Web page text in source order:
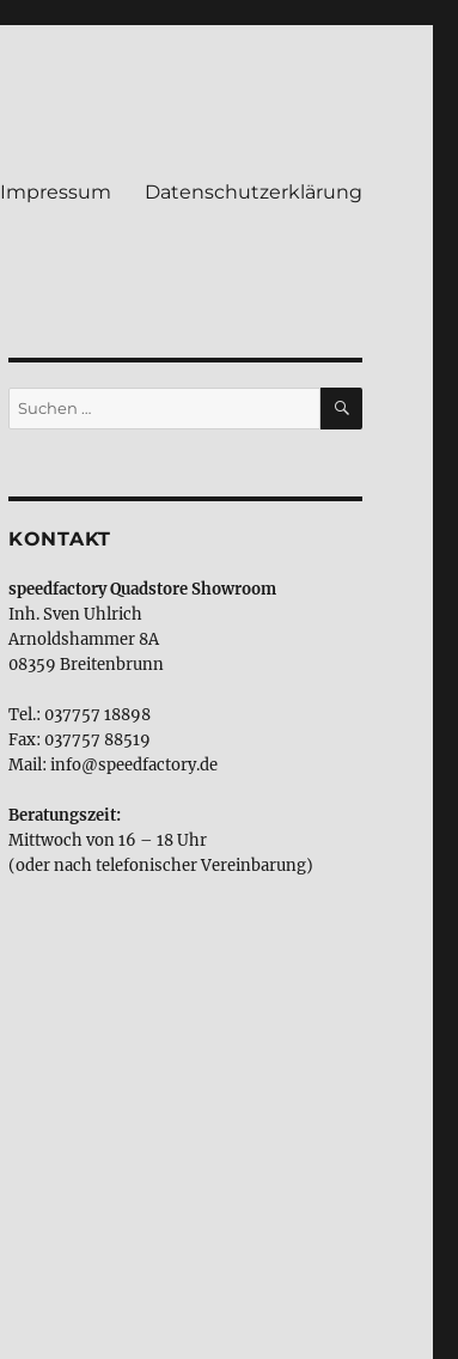
Impressum Datenschutzerklärung
Suche
nach:
SUCHEN
KONTAKT
speedfactory Quadstore Showroom
Inh. Sven Uhlrich
Arnoldshammer 8A
08359 Breitenbrunn
Tel.: 037757 18898
Fax: 037757 88519
Mail: info@speedfactory.de
Beratungszeit:
Mittwoch von 16 – 18 Uhr
(oder nach telefonischer Vereinbarung)